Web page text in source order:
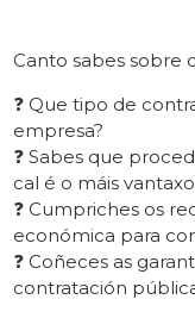
Canto sabes sobre
❓ Que tipo de
empresa?
❓ Sabes que
cal é o máis
❓ Cumpriches os
económica para
❓ Coñeces as
contratación